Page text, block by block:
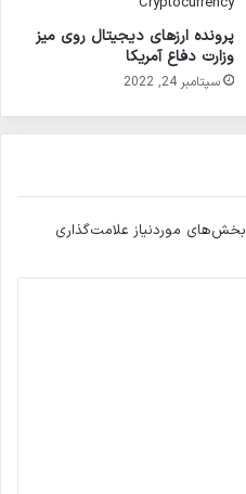
پرونده ارزهای دیجیتال روی میز
وزارت دفاع آمریکا
سپتامبر 24, 2022
بخش‌های موردنیاز علامت‌گذاری